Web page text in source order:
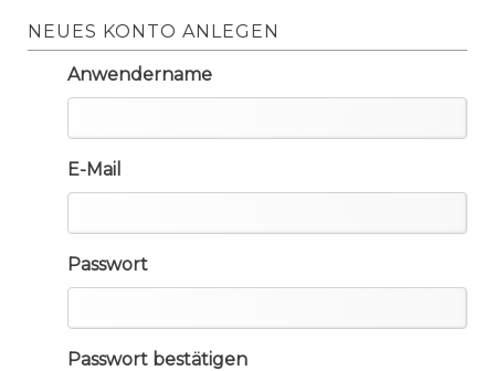
NEUES KONTO ANLEGEN
Anwendername
E-Mail
Passwort
Passwort bestätigen